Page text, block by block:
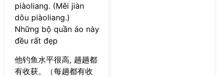
piàoliang. (Měi jiàn
dōu piàoliang.)
Những bộ quần áo này
đều rất đẹp
他钓鱼水平很高, 趟趟都
有收获。（每趟都有收